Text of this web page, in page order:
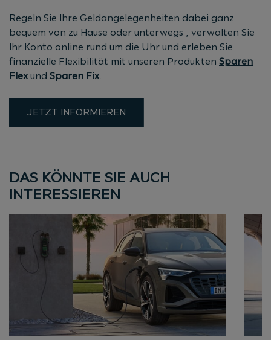
Regeln Sie Ihre Geldangelegenheiten dabei ganz
bequem von zu Hause oder unterwegs , verwalten Sie
Ihr Konto online rund um die Uhr und erleben Sie
finanzielle Flexibilität mit unseren Produkten Sparen
Flex und Sparen Fix
JETZT INFORMIEREN
DAS KÖNNTE SIE AUCH
INTERESSIEREN